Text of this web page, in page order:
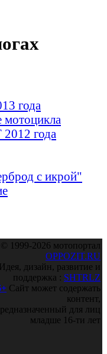
года
мотоцикла
года
с икрой"
© 1999-2026 мотопортал
OPPOZIT.RU
Идея, дизайн, развитие и
поддержка : SHTRLZ
Сайт может содержать
контент,
для лиц
младше 16-ти лет